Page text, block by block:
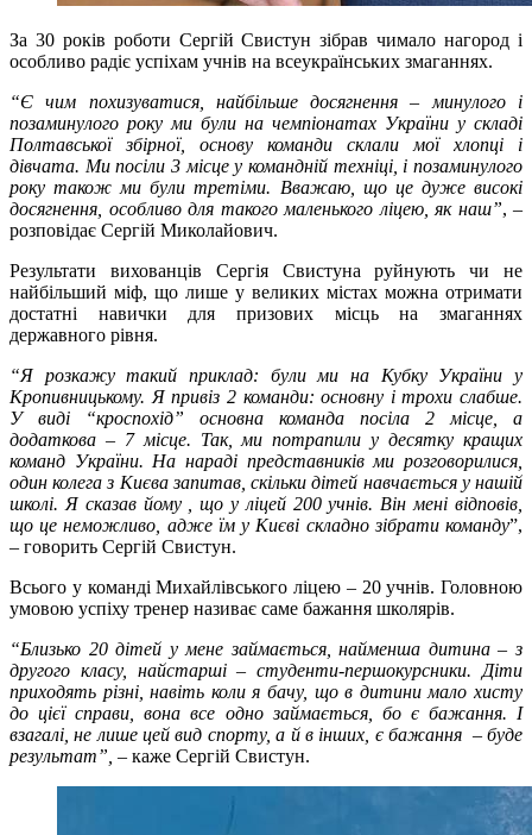
За 30 років роботи Сергій Свистун зібрав чимало нагород і
особливо радіє успіхам учнів на всеукраїнських змаганнях.
“Є чим похизуватися, найбільше досягнення – минулого і
позаминулого року ми були на чемпіонатах України у складі
Полтавської збірної, основу команди склали мої хлопці і
дівчата. Ми посіли 3 місце у командній техніці, і позаминулого
року також ми були третіми. Вважаю, що це дуже високі
досягнення, особливо для такого маленького ліцею, як наш”, –
розповідає Сергій Миколайович.
Результати вихованців Сергія Свистуна руйнують чи не
найбільший міф, що лише у великих містах можна отримати
достатні навички для призових місць на змаганнях
державного рівня.
“Я розкажу такий приклад: були ми на Кубку України у
Кропивницькому. Я привіз 2 команди: основну і трохи слабше.
У виді “кроспохід” основна команда посіла 2 місце, а
додаткова – 7 місце. Так, ми потрапили у десятку кращих
команд України. На нараді представників ми розговорилися,
один колега з Києва запитав, скільки дітей навчається у нашій
школі. Я сказав йому , що у ліцей 200 учнів. Він мені відповів,
що це неможливо, адже їм у Києві складно зібрати команду”,
– говорить Сергій Свистун.
Всього у команді Михайлівського ліцею – 20 учнів. Головною
умовою успіху тренер називає саме бажання школярів.
“Близько 20 дітей у мене займається, найменша дитина – з
другого класу, найстарші – студенти-першокурсники. Діти
приходять різні, навіть коли я бачу, що в дитини мало хисту
до цієї справи, вона все одно займається, бо є бажання. І
взагалі, не лише цей вид спорту, а й в інших, є бажання – буде
результат”, – каже Сергій Свистун.